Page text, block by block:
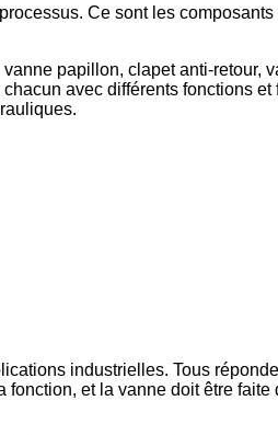
Ce sont les
papillon, clapet anti-retour,
avec différents fonctions
industrielles. Tous
et la vanne doit être